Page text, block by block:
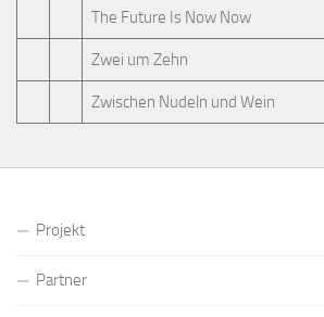
The Future Is Now Now
Zwei um Zehn
Zwischen Nudeln und Wein
Projekt
Partner